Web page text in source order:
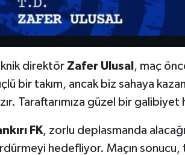
direktör Zafer Ulusal , maç
bir takım, ancak biz sahaya
Taraftarımıza güzel bir
FK, zorlu deplasmanda alacağı
hedefliyor. Maçın sonucu,